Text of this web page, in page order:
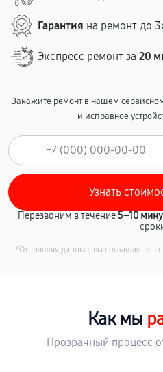
Гарантия на ремонт до
Экспресс ремонт за 20
Закажите ремонт в нашем
и исправное
Перезвоним в течение5–10
*Отправляя данные, вы соглашаетесь с
Как мы
Прозрачный процесс